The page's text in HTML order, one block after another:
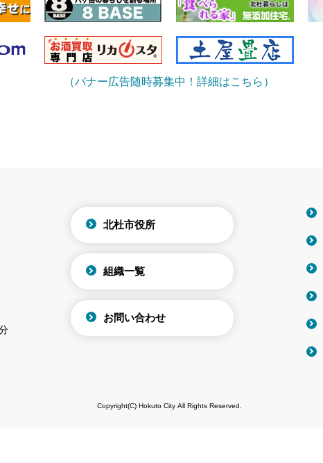
（バナー広告随時募集中！詳細はこちら）
北杜市役所
組織一覧
お問い合わせ
Copyright(C) Hokuto City All Rights Reserved.